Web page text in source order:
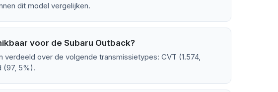
dit model vergelijken.
voor de Subaru Outback?
over de volgende transmissietypes: CVT (1.574,
(97, 5%).